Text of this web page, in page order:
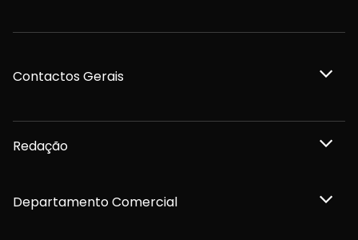
Contactos Gerais
Redação
Departamento Comercial